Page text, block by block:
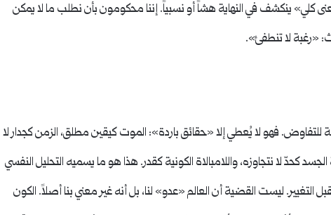
كلي» ينكشف في النهاية هشاً أو نسبياً. إننا محكومون بأن نطلب ما لا يمكن
«رغبة لا تنطفئ».
للتفاوض. فهو لا يُعطي إلا «حقائق باردة»: الموت كيقين مطلق، الزمن كجدار لا
كحدّ لا نتجاوزه، واللامبالاة الكونية كقدر. هذا هو ما يسميه التحليل النفسي
التغيير. ليست القضية أن العالم «عدو» لنا، بل أنه غير معني بنا أصلاً. الكون